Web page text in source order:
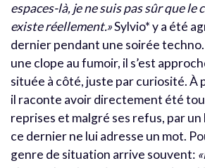
espaces-là, je ne suis pas sûr que le
existe réellement.»Sylvio* y a été
dernier pendant une soirée
une clope au fumoir, il s’est
située à côté, juste par curiosité. À
il raconte avoir directement été
reprises et malgré ses refus, par un
ce dernier ne lui adresse un mot.
genre de situation arrive souvent: